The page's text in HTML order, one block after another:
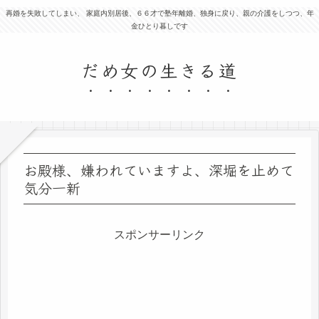
再婚を失敗してしまい、 家庭内別居後、６６才で塾年離婚、独身に戻り、親の介護をしつつ、年
金ひとり暮しです
だめ女の生きる道
お殿様、嫌われていますよ、深堀を止めて
気分一新
スポンサーリンク